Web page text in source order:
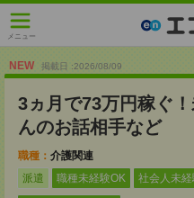
メニュー
NEW 掲載日 :2026/08/09
3ヵ月で73万円稼ぐ
んのお話相手など
職種： 介護関連
派遣
職種未経験OK 社会人未